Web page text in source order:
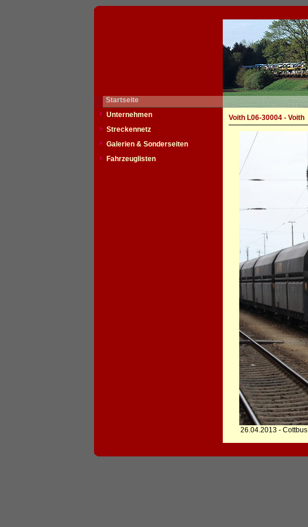
Startseite
Unternehmen
Streckennetz
Galerien & Sonderseiten
Fahrzeuglisten
Voith L06-30004 - Voith
26.04.2013 - Cottbus